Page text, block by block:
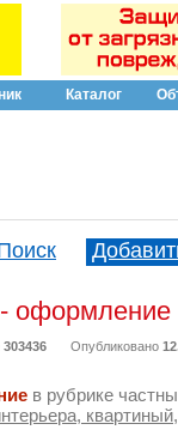
Каталог
оформление
303436 Опубликовано
в рубрике